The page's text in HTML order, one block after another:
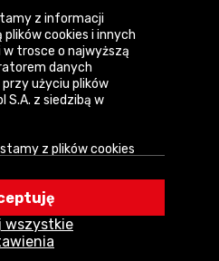
korzystania z
z informacji
cookies i innych
trosce o najwyższą
danych
użyciu plików
S.A. z siedzibą w
z plików cookies
w serwisie,
i szybkości
wszystkie